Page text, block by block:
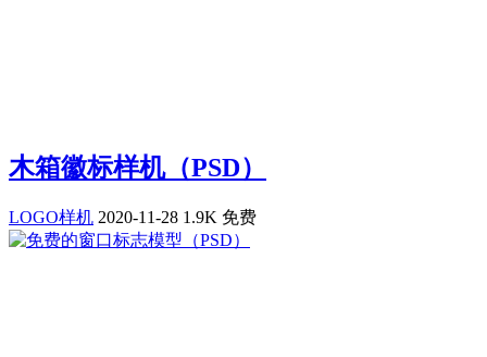
木箱徽标样机（PSD）
LOGO样机 2020-11-28 1.9K 免费